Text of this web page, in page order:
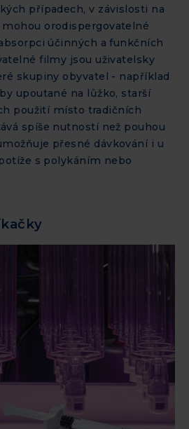
případech, v závislosti na
orodispergovatelné
účinných a funkčních
filmy jsou uživatelsky
skupiny obyvatel - například
upoutané na lůžko, starší
použití místo tradičních
spíše nutností než pouhou
přesné dávkování i u
s polykáním nebo